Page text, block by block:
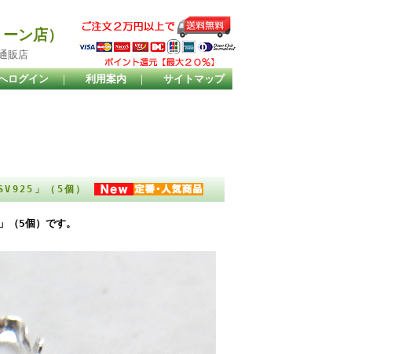
ン店）
販店
ログイン ｜ 利用案内 ｜ サイトマップ
」（5個）
（5個）です。